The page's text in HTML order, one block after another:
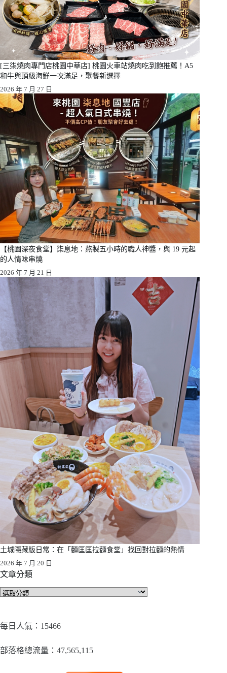
[三柒燒肉專門店桃園中華店] 桃園火車站燒肉吃到飽推薦！A5
和牛與頂級海鮮一次滿足，聚餐新選擇
2026 年 7 月 27 日
【桃園深夜食堂】柒息地：熬製五小時的職人神醬，與 19 元起
的人情味串燒
2026 年 7 月 21 日
土城隱藏版日常：在「麵匡匡拉麵食堂」找回對拉麵的熱情
2026 年 7 月 20 日
文章分類
文
類
每日人氣：15466
部落格總流量：​47,565,115